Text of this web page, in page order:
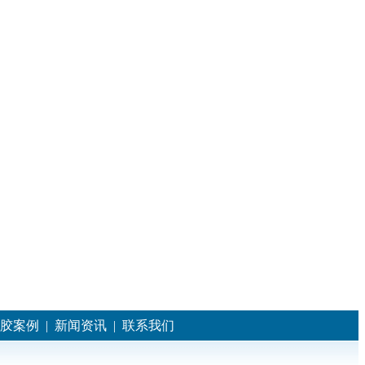
案例 | 新闻资讯 | 联系我们